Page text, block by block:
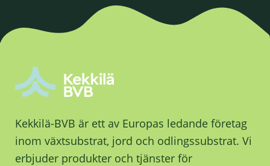
Kekkilä-BVB är ett av Europas ledande företag
inom växtsubstrat, jord och odlingssubstrat. Vi
erbjuder produkter och tjänster för